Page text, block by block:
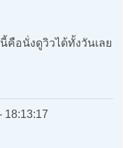
คือนั่งดูวิวได้ทั้งวันเลย
18:13:17